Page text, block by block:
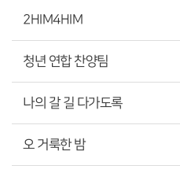
2HIM4HIM
청년 연합 찬양팀
나의 갈 길 다가도록
오 거룩한 밤